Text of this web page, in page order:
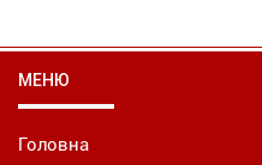
МЕНЮ
Головна